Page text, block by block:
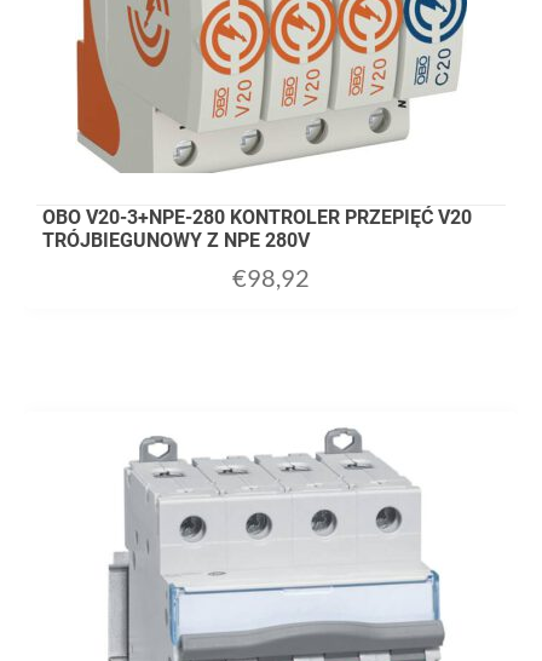
OBO V20-3+NPE-280 KONTROLER PRZEPIĘĆ V20
TRÓJBIEGUNOWY Z NPE 280V
€98,92